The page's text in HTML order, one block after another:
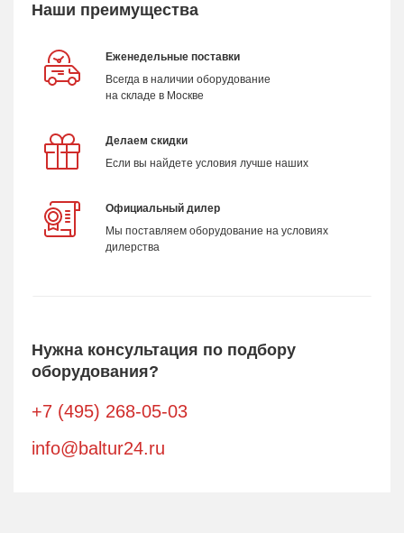
Наши преимущества
Еженедельные поставки
Всегда в наличии оборудование
на складе в Москве
Делаем скидки
Если вы найдете условия лучше наших
Официальный дилер
Мы поставляем оборудование на условиях
дилерства
Нужна консультация по подбору
оборудования?
+7 (495) 268-05-03
info@baltur24.ru